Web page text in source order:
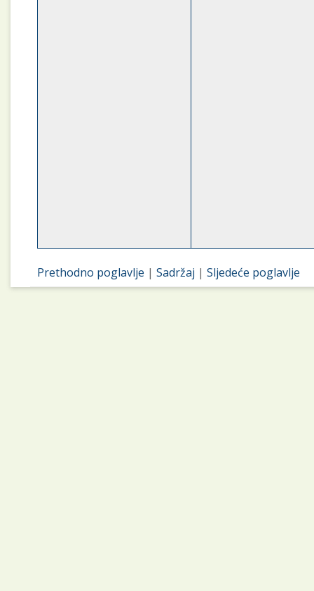
Prethodno poglavlje |Sadržaj |Sljedeće poglavlje